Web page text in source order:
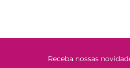
Receba nossas